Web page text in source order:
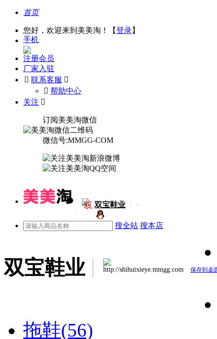
首页
您好，欢迎来到美美淘！【登录】
手机
注册会员
厂家入驻
 联系客服 
󰅃 帮助中心
关注 
订阅美美淘微信
微信号:MMGG-COM
双 双宝鞋业
搜全站 搜本店
双宝鞋业 http://shihuixieye.mmgg.com 保存到桌
拖鞋(56)